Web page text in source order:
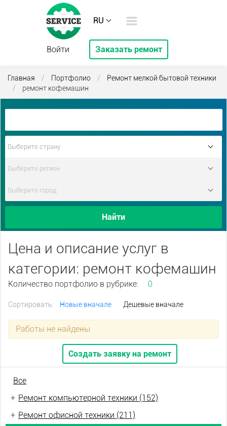
RU
Войти Заказать ремонт
Главная / Портфолио /
Ремонт мелкой бытовой техники
/
ремонт кофемашин
Найти
Цена и описание услуг в
категории: ремонт кофемашин
Количество портфолио в рубрике: 0
Сортировать: Новые вначале Дешевые вначале
Работы не найдены
Создать заявку на ремонт
Все
+ Ремонт компьютерной техники (152)
+ Ремонт офисной техники (211)